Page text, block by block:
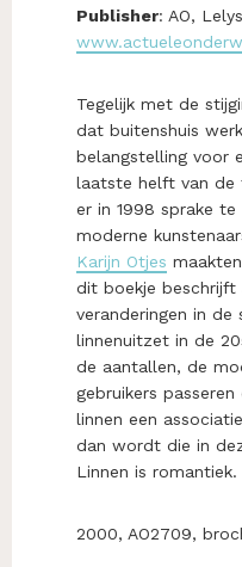
Publisher: AO,
Tegelijk met de
dat buitenshuis
belangstelling voor
laatste helft van de
er in 1998 sprake te
moderne
Karijn Otjes
dit boekje beschrijft
veranderingen in de
linnenuitzet in de
de aantallen, de
gebruikers
linnen een
dan wordt die in
Linnen is
2000, AO2709,